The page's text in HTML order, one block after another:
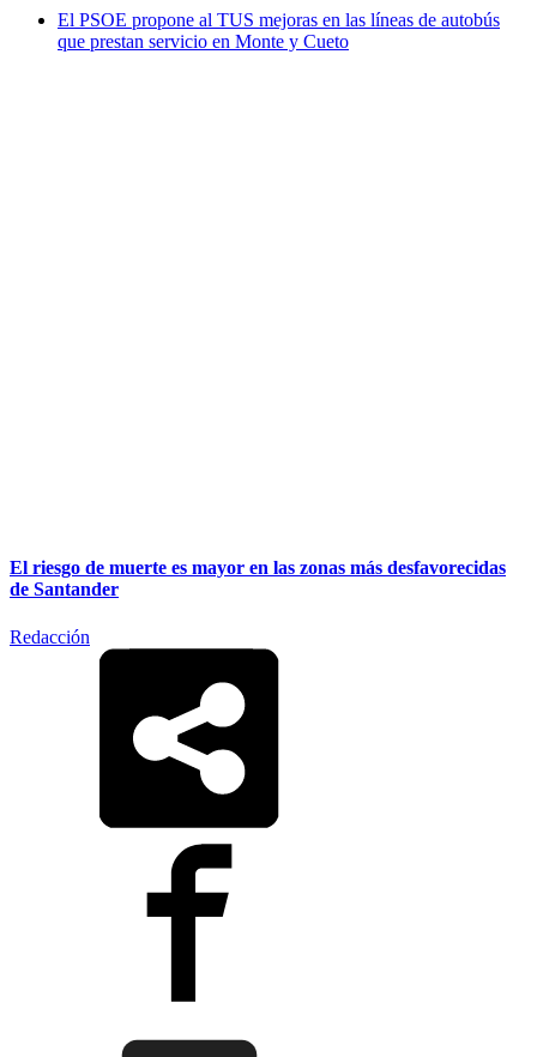
El PSOE propone al TUS mejoras en las líneas de autobús
que prestan servicio en Monte y Cueto
El riesgo de muerte es mayor en las zonas más desfavorecidas
de Santander
Redacción